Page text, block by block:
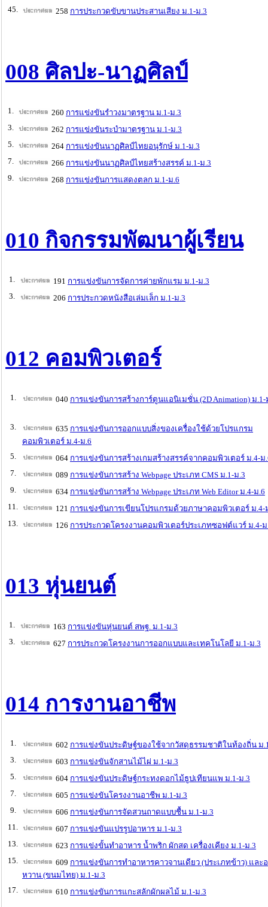
45.
258 การประกวดขับขานประสานเสียง ม.1-ม.3
008 ศิลปะ-นาฏศิลป์
1. 260 การแข่งขันรำวงมาตรฐาน ม.1-ม.3
3.
262 การแข่งขันระบำมาตรฐาน ม.1-ม.3
5.
264 การแข่งขันนาฏศิลป์ไทยอนุรักษ์ ม.1-ม.3
7.
266 การแข่งขันนาฏศิลป์ไทยสร้างสรรค์ ม.1-ม.3
9.
268 การแข่งขันการแสดงตลก ม.1-ม.6
010 กิจกรรมพัฒนาผู้เรียน
1. 191 การแข่งขันการจัดการค่ายพักแรม ม.1-ม.3
3.
206 การประกวดหนังสือเล่มเล็ก ม.1-ม.3
012 คอมพิวเตอร์
1. 040 การแข่งขันการสร้างการ์ตูนแอนิเมชั่น (2D Animation) ม.1-
3. 635 การแข่งขันการออกแบบสิ่งของเครื่องใช้ด้วยโปรแกรม
คอมพิวเตอร์ ม.4-ม.6
5.
064 การแข่งขันการสร้างเกมสร้างสรรค์จากคอมพิวเตอร์ ม.4-ม
7.
089 การแข่งขันการสร้าง Webpage ประเภท CMS ม.1-ม.3
9.
634 การแข่งขันการสร้าง Webpage ประเภท Web Editor ม.4-ม.6
11.
121 การแข่งขันการเขียนโปรแกรมด้วยภาษาคอมพิวเตอร์ ม.4-
13.
126 การประกวดโครงงานคอมพิวเตอร์ประเภทซอฟต์แวร์ ม.4-ม
013 หุ่นยนต์
1. 163 การแข่งขันหุ่นยนต์ สพฐ. ม.1-ม.3
3.
627 การประกวดโครงงานการออกแบบและเทคโนโลยี ม.1-ม.3
014 การงานอาชีพ
1. 602 การแข่งขันประดิษฐ์ของใช้จากวัสดุธรรมชาติในท้องถิ่น ม
3.
603 การแข่งขันจักสานไม้ไผ่ ม.1-ม.3
5.
604 การแข่งขันประดิษฐ์กระทงดอกไม้ธูปเทียนแพ ม.1-ม.3
7.
605 การแข่งขันโครงงานอาชีพ ม.1-ม.3
9.
606 การแข่งขันการจัดสวนถาดแบบชื้น ม.1-ม.3
11.
607 การแข่งขันแปรรูปอาหาร ม.1-ม.3
13.
623 การแข่งขั้นทำอาหาร น้ำพริก ผักสด เครื่องเคียง ม.1-ม.3
15.
609 การแข่งขันการทำอาหารคาวจานเดียว (ประเภทข้าว) และ
หวาน (ขนมไทย) ม.1-ม.3
17.
610 การแข่งขันการแกะสลักผักผลไม้ ม.1-ม.3